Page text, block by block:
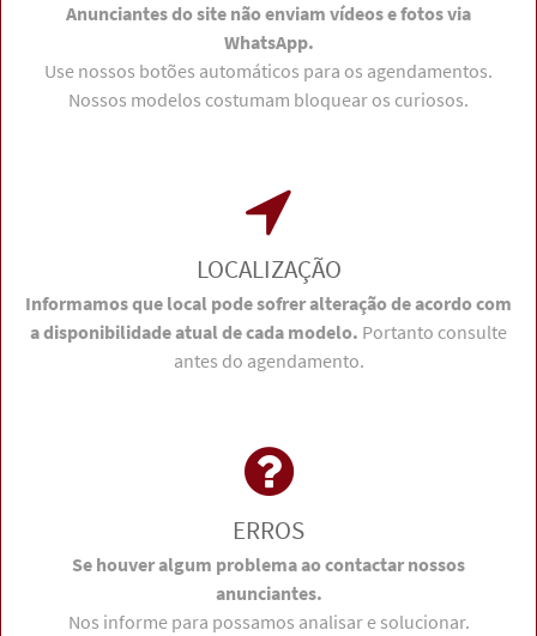
Anunciantes do site não enviam vídeos e fotos via
WhatsApp.
Use nossos botões automáticos para os agendamentos.
Nossos modelos costumam bloquear os curiosos.
LOCALIZAÇÃO
Informamos que local pode sofrer alteração de acordo com
a disponibilidade atual de cada modelo. Portanto consulte
antes do agendamento.
ERROS
Se houver algum problema ao contactar nossos
anunciantes.
Nos informe para possamos analisar e solucionar.